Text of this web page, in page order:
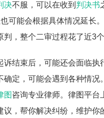
决不服，可以在收到 判决书
可能会根据具体情况延长
，整个二审过程花了近3个
诉结束后，可能还会面临
确定，可能会遇到各种情
图 咨询专业律师。律图平台
，帮你解决纠纷，维护你